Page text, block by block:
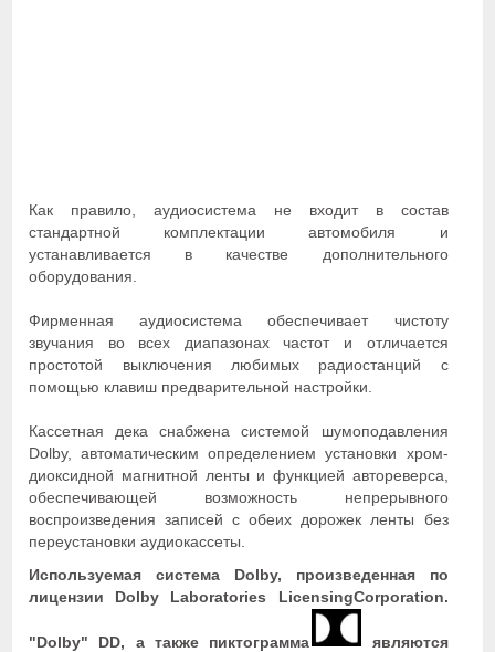
Как правило, аудиосистема не входит в состав
стандартной комплектации автомобиля и
устанавливается в качестве дополнительного
оборудования.
Фирменная аудиосистема обеспечивает чистоту
звучания во всех диапазонах частот и отличается
простотой выключения любимых радиостанций с
помощью клавиш предварительной настройки.
Кассетная дека снабжена системой шумоподавления
Dolby, автоматическим определением установки хром-
диоксидной магнитной ленты и функцией автореверса,
обеспечивающей возможность непрерывного
воспроизведения записей с обеих дорожек ленты без
переустановки аудиокассеты.
Используемая система Dolby, произведенная по
лицензии Dolby Laboratories LicensingCorporation.
"Dolby" DD, а также пиктограмма
являются